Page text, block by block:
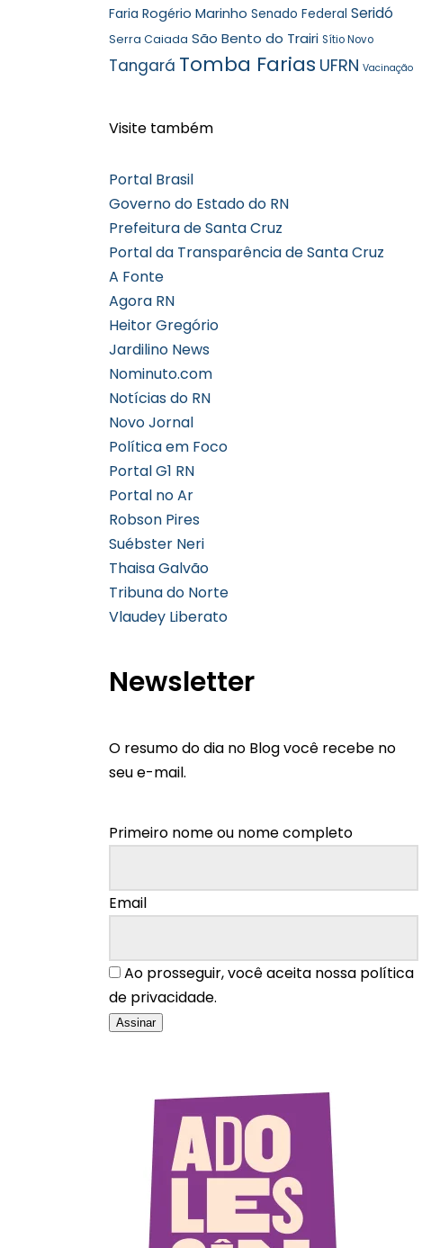
Faria Rogério Marinho Senado Federal Seridó
Serra Caiada São Bento do Trairi Sítio Novo
Tangará Tomba Farias UFRN Vacinação
Visite também
Portal Brasil
Governo do Estado do RN
Prefeitura de Santa Cruz
Portal da Transparência de Santa Cruz
A Fonte
Agora RN
Heitor Gregório
Jardilino News
Nominuto.com
Notícias do RN
Novo Jornal
Política em Foco
Portal G1 RN
Portal no Ar
Robson Pires
Suébster Neri
Thaisa Galvão
Tribuna do Norte
Vlaudey Liberato
Newsletter
O resumo do dia no Blog você recebe no
seu e-mail.
Primeiro nome ou nome completo
Email
Ao prosseguir, você aceita nossa política
de privacidade.